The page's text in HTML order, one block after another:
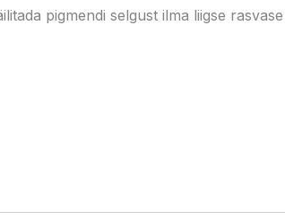
pigmendi selgust ilma liigse